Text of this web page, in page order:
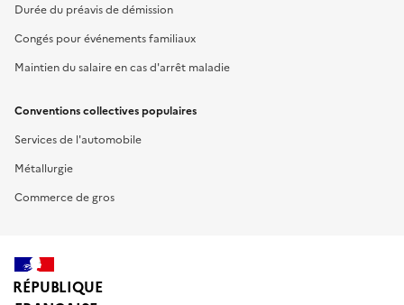
Durée du préavis de démission
Congés pour événements familiaux
Maintien du salaire en cas d'arrêt maladie
Conventions collectives populaires
Services de l'automobile
Métallurgie
Commerce de gros
RÉPUBLIQUE